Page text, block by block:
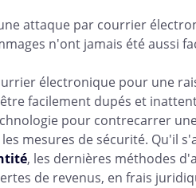
attaque par courrier
n'ont jamais été aussi
électronique pour une
facilement dupés et
pour contrecarrer
mesures de sécurité. Qu'il
, les dernières méthodes
de revenus, en frais